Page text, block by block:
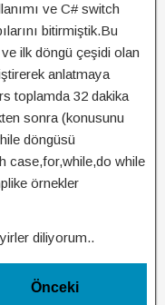
ve C# switch
bitirmiştik.Bu
ilk döngü çeşidi olan
anlatmaya
toplamda 32 dakika
sonra (konusunu
döngüsü
case,for,while,do while
örnekler
diliyorum..
Önceki